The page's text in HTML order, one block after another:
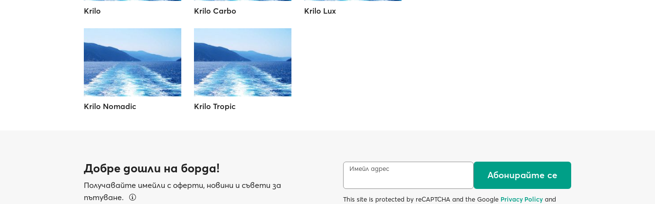
Krilo Krilo Carbo Krilo Lux
Krilo Nomadic Krilo Tropic
Добре дошли на борда!
Получавайте имейли с оферти, новини и съвети за
пътуване.
Имейл адрес
Абонирайте се
This site is protected by reCAPTCHA and the Google Privacy Policy and